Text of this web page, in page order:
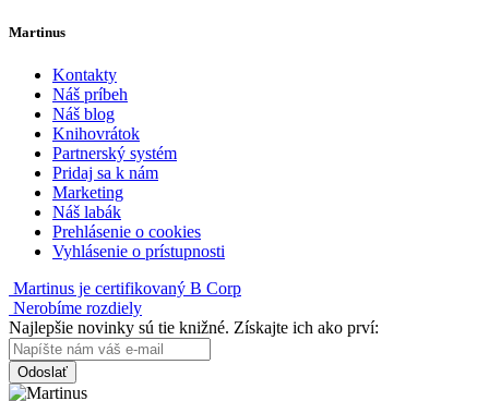
Martinus
Kontakty
Náš príbeh
Náš blog
Knihovrátok
Partnerský systém
Pridaj sa k nám
Marketing
Náš labák
Prehlásenie o cookies
Vyhlásenie o prístupnosti
Martinus je certifikovaný B Corp
Nerobíme rozdiely
Najlepšie novinky sú tie knižné. Získajte ich ako prví:
Odoslať